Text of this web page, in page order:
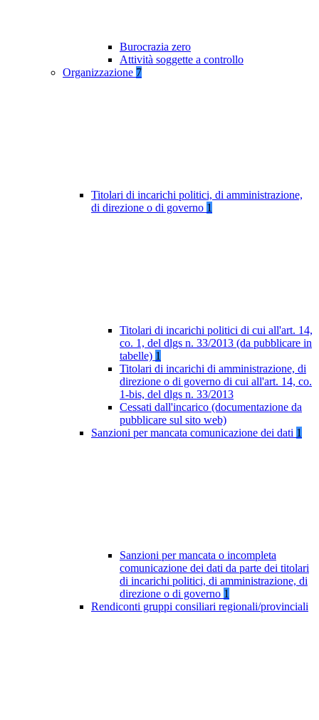
Burocrazia zero
Attività soggette a controllo
Organizzazione 7
Titolari di incarichi politici, di amministrazione,
di direzione o di governo 1
Titolari di incarichi politici di cui all'art. 14,
co. 1, del dlgs n. 33/2013 (da pubblicare in
tabelle) 1
Titolari di incarichi di amministrazione, di
direzione o di governo di cui all'art. 14, co.
1-bis, del dlgs n. 33/2013
Cessati dall'incarico (documentazione da
pubblicare sul sito web)
Sanzioni per mancata comunicazione dei dati 1
Sanzioni per mancata o incompleta
comunicazione dei dati da parte dei titolari
di incarichi politici, di amministrazione, di
direzione o di governo 1
Rendiconti gruppi consiliari regionali/provinciali